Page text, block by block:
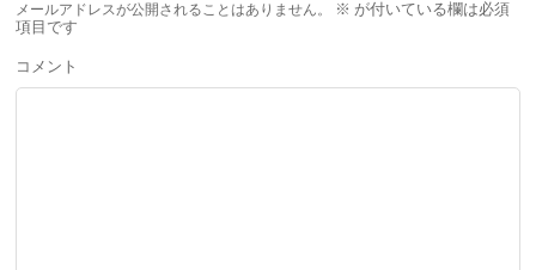
メールアドレスが公開されることはありません。 ※ が付いている欄は必須
項目です
コメント